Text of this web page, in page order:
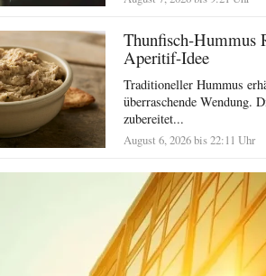
Thunfisch-Hummus
Aperitif-Idee
Traditioneller Hummus
überraschende Wendung.
zubereitet...
August 6, 2026 bis 22:11 Uhr